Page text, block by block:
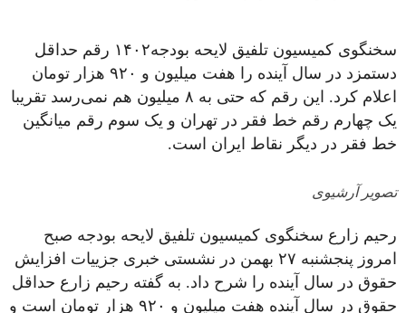
سخنگوی کمیسیون تلفیق لایحه بودجه۱۴۰۲ رقم حداقل
دستمزد در سال آینده را هفت میلیون و ۹۲۰ هزار تومان
اعلام کرد. این رقم که حتی به ۸ میلیون هم نمی‌رسد تقریبا
یک چهارم رقم خط فقر در تهران و یک سوم رقم میانگین
خط فقر در دیگر نقاط ایران است.
تصویر آرشیوی
رحیم زارع سخنگوی کمیسیون تلفیق لایحه بودجه صبح
امروز پنجشنبه ۲۷ بهمن در نشستی خبری جزییات افزایش
حقوق در سال آینده را شرح داد. به گفته رحیم زارع حداقل
حقوق در سال آینده هفت میلیون و ۹۲۰ هزار تومان است و